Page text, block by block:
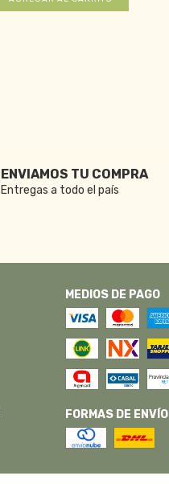
ENVIAMOS TU COMPRA
Entregas a todo el país
MEDIOS DE PAGO
FORMAS DE ENVÍO